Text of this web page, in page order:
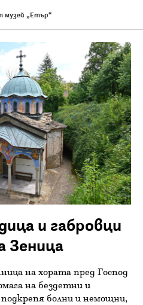
музей „Етър“
и габровци
Зеница
на хората пред Господ
на бездетни и
подкрепя болни и немощни,